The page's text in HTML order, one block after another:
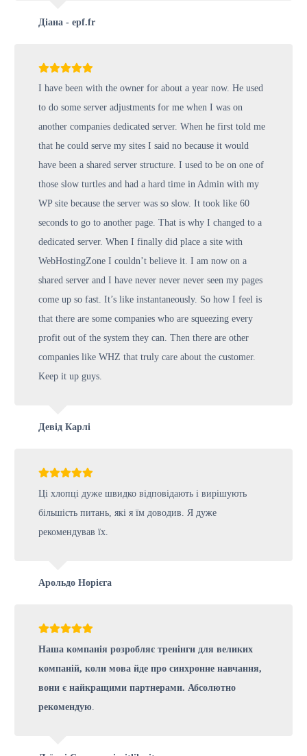
Діана - epf.fr
I have been with the owner for about a year now. He used
to do some server adjustments for me when I was on
another companies dedicated server. When he first told me
that he could serve my sites I said no because it would
have been a shared server structure. I used to be on one of
those slow turtles and had a hard time in Admin with my
WP site because the server was so slow. It took like 60
seconds to go to another page. That is why I changed to a
dedicated server. When I finally did place a site with
WebHostingZone I couldn’t believe it. I am now on a
shared server and I have never never never seen my pages
come up so fast. It’s like instantaneously. So how I feel is
that there are some companies who are squeezing every
profit out of the system they can. Then there are other
companies like WHZ that truly care about the customer.
Keep it up guys.
Девід Карлі
Ці хлопці дуже швидко відповідають і вирішують
більшість питань, які я їм доводив. Я дуже
рекомендував їх.
Арольдо Норієга
Наша компанія розробляє тренінги для великих
компаній, коли мова йде про синхронне навчання,
вони є найкращими партнерами. Абсолютно
рекомендую